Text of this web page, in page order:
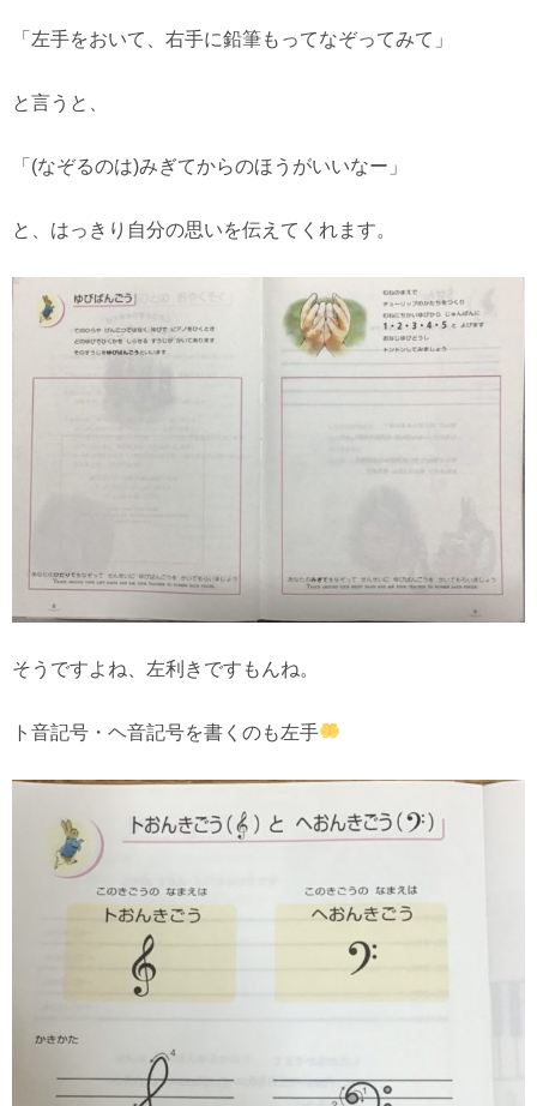
「左手をおいて、右手に鉛筆もってなぞってみて」
と言うと、
「(なぞるのは)みぎてからのほうがいいなー」
と、はっきり自分の思いを伝えてくれます。
そうですよね、左利きですもんね。
ト音記号・ヘ音記号を書くのも左手